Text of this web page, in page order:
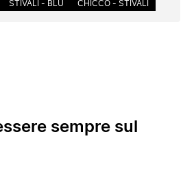
STIVALI - BLU CHICCO - STIVALI
sempre sul